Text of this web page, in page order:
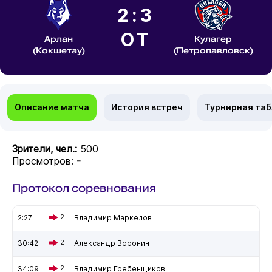
Арлан
(Кокшетау)
2:3
ОТ
Кулагер
(Петропавловск)
Описание матча История встреч Турнирная
Зрители, чел.: 500
Просмотров: -
Протокол соревнования
2:27 2 Владимир Маркелов
30:42 2 Александр Воронин
34:09 2 Владимир Гребенщиков